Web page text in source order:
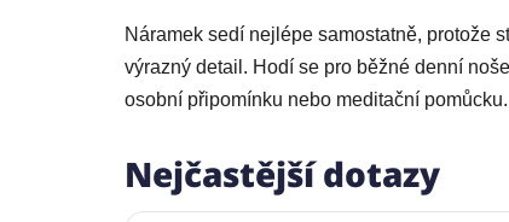
Náramek sedí nejlépe samostatně, protože
výrazný detail. Hodí se pro běžné denní
osobní připomínku nebo meditační pomůcku.
Nejčastější dotazy